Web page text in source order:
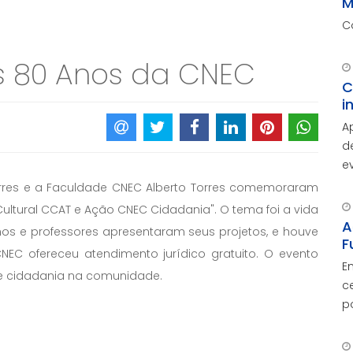
Anos da CNEC
e a Faculdade CNEC Alberto Torres comemoraram
CCAT e Ação CNEC Cidadania". O tema foi a vida
e professores apresentaram seus projetos, e houve
ofereceu atendimento jurídico gratuito. O evento
cidadania na comunidade.